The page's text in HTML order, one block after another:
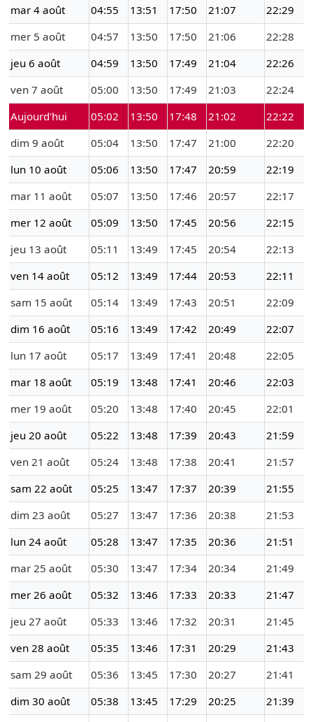
mar 4 août
04:55 13:51 17:50 21:07
22:29
mer 5 août
04:57 13:50 17:50 21:06
22:28
jeu 6 août
04:59 13:50 17:49 21:04
22:26
ven 7 août
05:00 13:50 17:49 21:03
22:24
Aujourd'hui
05:02 13:50 17:48 21:02
22:22
dim 9 août
05:04 13:50 17:47 21:00
22:20
lun 10 août
05:06 13:50 17:47 20:59
22:19
mar 11 août
05:07 13:50 17:46 20:57
22:17
mer 12 août
05:09 13:50 17:45 20:56
22:15
jeu 13 août
05:11 13:49 17:45 20:54
22:13
ven 14 août
05:12 13:49 17:44 20:53
22:11
sam 15 août
05:14 13:49 17:43 20:51
22:09
dim 16 août
05:16 13:49 17:42 20:49
22:07
lun 17 août
05:17 13:49 17:41 20:48
22:05
mar 18 août
05:19 13:48 17:41 20:46
22:03
mer 19 août
05:20 13:48 17:40 20:45
22:01
jeu 20 août
05:22 13:48 17:39 20:43
21:59
ven 21 août
05:24 13:48 17:38 20:41
21:57
sam 22 août
05:25 13:47 17:37 20:39
21:55
dim 23 août
05:27 13:47 17:36 20:38
21:53
lun 24 août
05:28 13:47 17:35 20:36
21:51
mar 25 août
05:30 13:47 17:34 20:34
21:49
mer 26 août
05:32 13:46 17:33 20:33
21:47
jeu 27 août
05:33 13:46 17:32 20:31
21:45
ven 28 août
05:35 13:46 17:31 20:29
21:43
sam 29 août
05:36 13:45 17:30 20:27
21:41
dim 30 août
05:38 13:45 17:29 20:25
21:39